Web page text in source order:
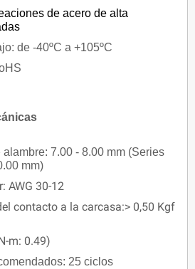
de acero de alta
de -40ºC a +105ºC
7.00 - 8.00 mm (Series
mm)
AWG 30-12
contacto a la carcasa:> 0,50 Kgf
m: 0.49)
25 ciclos